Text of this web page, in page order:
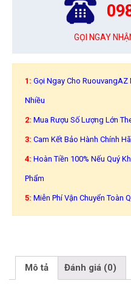
GỌI NGAY
1: Gọi Ngay Cho RuouvangAZ
Nhiều
2: Mua Rượu Số Lượng Lớn
3: Cam Kết Bảo Hành Chính
4: Hoàn Tiền 100% Nếu Quý
Phẩm
5: Miễn Phí Vận Chuyển Toàn
Mô tả Đánh giá (0)